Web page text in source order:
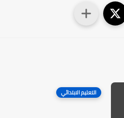
التعليم الابتدائي